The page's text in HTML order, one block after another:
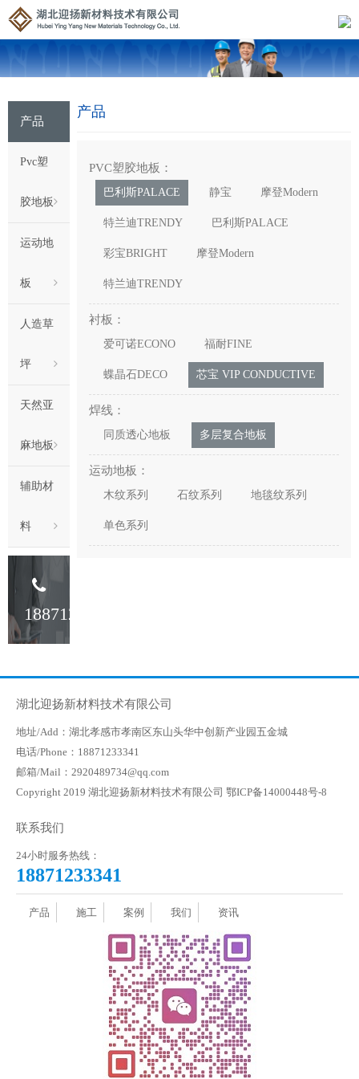
产品
Pvc塑
胶地板
运动地
板
人造草
坪
天然亚
麻地板
辅助材
料
18871233341
产品
PVC塑胶地板：
巴利斯PALACE 静宝 摩登Modern
特兰迪TRENDY 巴利斯PALACE
彩宝BRIGHT 摩登Modern
特兰迪TRENDY
衬板：
爱可诺ECONO 福耐FINE
蝶晶石DECO 芯宝 VIP CONDUCTIVE
焊线：
同质透心地板 多层复合地板
运动地板：
木纹系列 石纹系列 地毯纹系列
单色系列
湖北迎扬新材料技术有限公司
地址/Add：湖北孝感市孝南区东山头华中创新产业园五金城
电话/Phone：18871233341
邮箱/Mail：2920489734@qq.com
Copyright 2019 湖北迎扬新材料技术有限公司 鄂ICP备14000448号-8
联系我们
24小时服务热线：
18871233341
产品 施工 案例 我们 资讯